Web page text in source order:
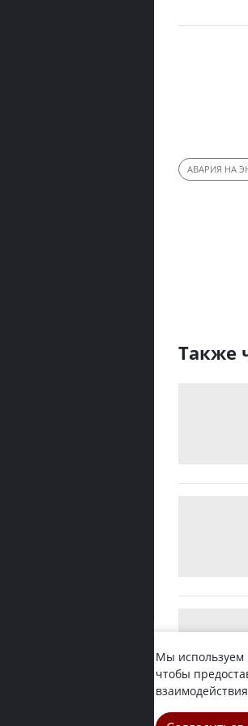
АВАРИЯ НА
Также
Мы
чтобы